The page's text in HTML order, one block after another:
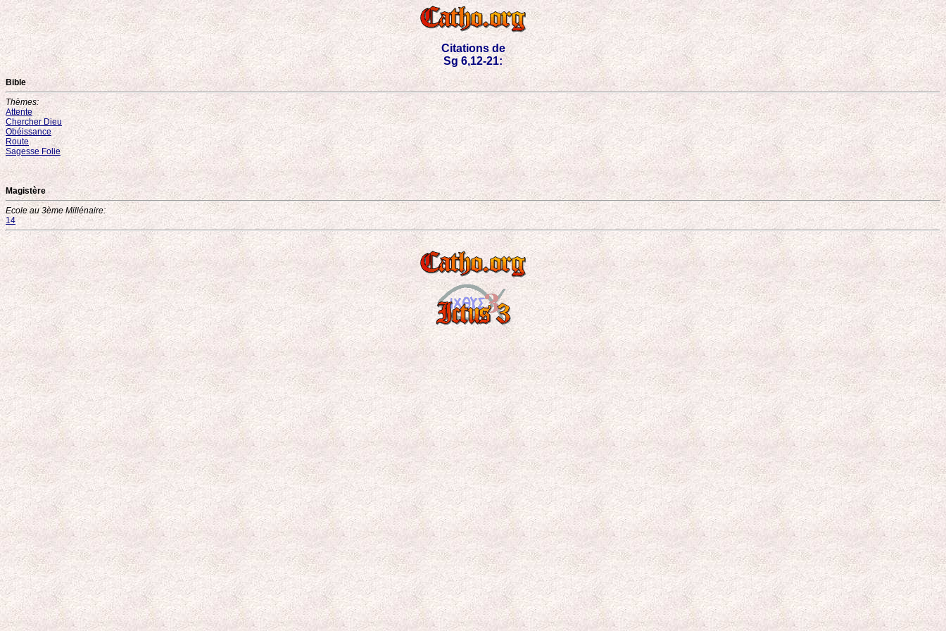
Citations de
Sg 6,12-21:
Bible
Thèmes:
Attente
Chercher Dieu
Obéissance
Route
Sagesse Folie
Magistère
Ecole au 3ème Millénaire:
14